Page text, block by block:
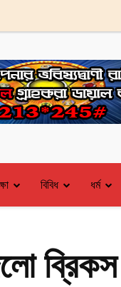
বিবিধ ধর্ম
ব্রিকস